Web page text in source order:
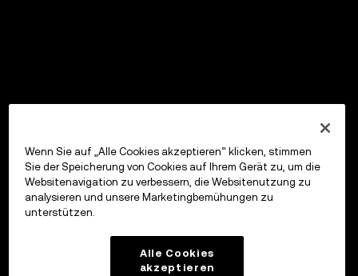
Wenn Sie auf „Alle Cookies akzeptieren“ klicken, stimmen
Sie der Speicherung von Cookies auf Ihrem Gerät zu, um die
Websitenavigation zu verbessern, die Websitenutzung zu
analysieren und unsere Marketingbemühungen zu
unterstützen.
Alle Cookies
akzeptieren